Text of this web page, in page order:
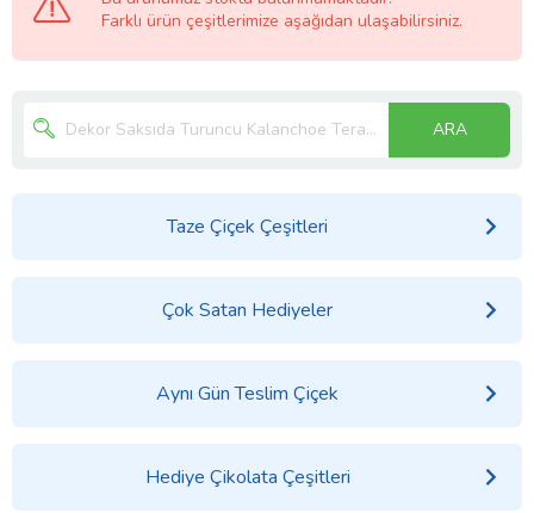
Farklı ürün çeşitlerimize aşağıdan ulaşabilirsiniz.
ARA
Taze Çiçek Çeşitleri
Çok Satan Hediyeler
Aynı Gün Teslim Çiçek
Hediye Çikolata Çeşitleri